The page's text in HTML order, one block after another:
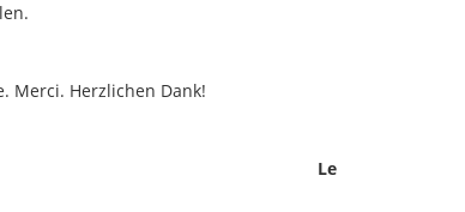
Merci. Herzlichen Dank!
Le